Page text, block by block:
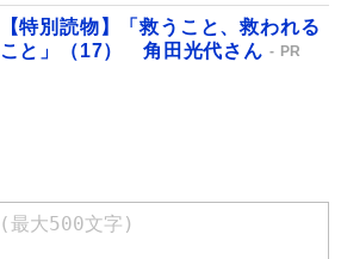
【特別読物】「救うこと、救われる
こと」（17） 角田光代さん
PR